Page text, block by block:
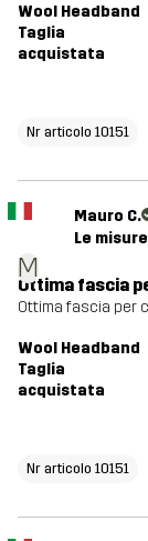
Wool Headband
Taglia
acquistata
Nr articolo 10151
M
Mauro C.
Le
Ottima fascia
Ottima fascia per
Wool Headband
Taglia
acquistata
Nr articolo 10151